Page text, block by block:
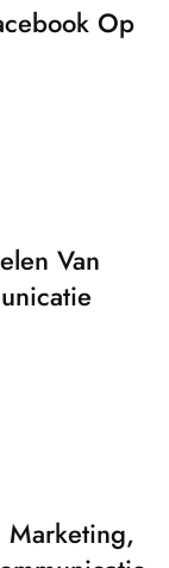
Op
Van
Marketing,